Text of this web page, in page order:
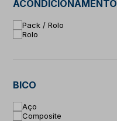
ACONDICIONAMENTO
Pack / Rolo
Rolo
BICO
Aço
Composite